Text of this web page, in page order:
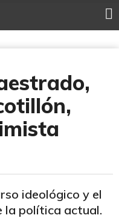
ideológico y el
la política actual.